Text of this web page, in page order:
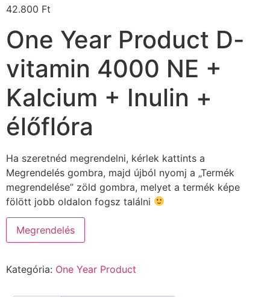
42.800 Ft
One Year Product D-
vitamin 4000 NE +
Kalcium + Inulin +
élőflóra
Ha szeretnéd megrendelni, kérlek kattints a
Megrendelés gombra, majd újból nyomj a „Termék
megrendelése” zöld gombra, melyet a termék képe
fölött jobb oldalon fogsz találni
Megrendelés
Kategória: One Year Product